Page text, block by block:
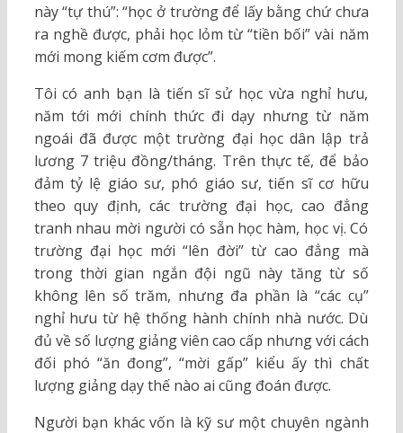
này “tự thú”: “học ở trường để lấy bằng chứ chưa
ra nghề được, phải học lỏm từ “tiền bối” vài năm
mới mong kiếm cơm được”.
Tôi có anh bạn là tiến sĩ sử học vừa nghỉ hưu,
năm tới mới chính thức đi dạy nhưng từ năm
ngoái đã được một trường đại học dân lập trả
lương 7 triệu đồng/tháng. Trên thực tế, để bảo
đảm tỷ lệ giáo sư, phó giáo sư, tiến sĩ cơ hữu
theo quy định, các trường đại học, cao đẳng
tranh nhau mời người có sẵn học hàm, học vị. Có
trường đại học mới “lên đời” từ cao đẳng mà
trong thời gian ngắn đội ngũ này tăng từ số
không lên số trăm, nhưng đa phần là “các cụ”
nghỉ hưu từ hệ thống hành chính nhà nước. Dù
đủ về số lượng giảng viên cao cấp nhưng với cách
đối phó “ăn đong”, “mời gấp” kiểu ấy thì chất
lượng giảng dạy thế nào ai cũng đoán được.
Người bạn khác vốn là kỹ sư một chuyên ngành